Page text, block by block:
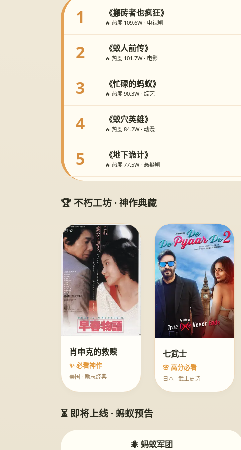
1 《搬砖者也疯狂》
🔥 热度 109.6W · 电视剧
2 《蚁人前传》
🔥 热度 101.7W · 电影
3 《忙碌的蚂蚁》
🔥 热度 90.3W · 综艺
4 《蚁穴英雄》
🔥 热度 84.2W · 动漫
5 《地下诡计》
🔥 热度 77.5W · 悬疑剧
🏆 不朽工坊 · 神作典藏
肖申克的救赎
✨ 必看神作
美国 · 励志经典
七武士
🌸 高分必看
日本 · 武士史诗
⏳ 即将上线 · 蚂蚁预告
🐜 蚂蚁军团